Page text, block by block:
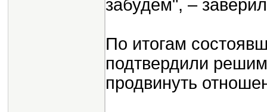
забудем", –
По итогам
подтвердили
продвинуть